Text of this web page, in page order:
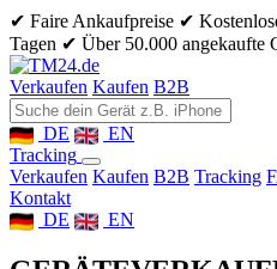
✔ Faire Ankaufpreise ✔
Tagen ✔ Über 50.000 angekaufte
Verkaufen Kaufen B2B
DE
EN
Tracking
Verkaufen Kaufen B2B Tracking
Kontakt
DE
EN